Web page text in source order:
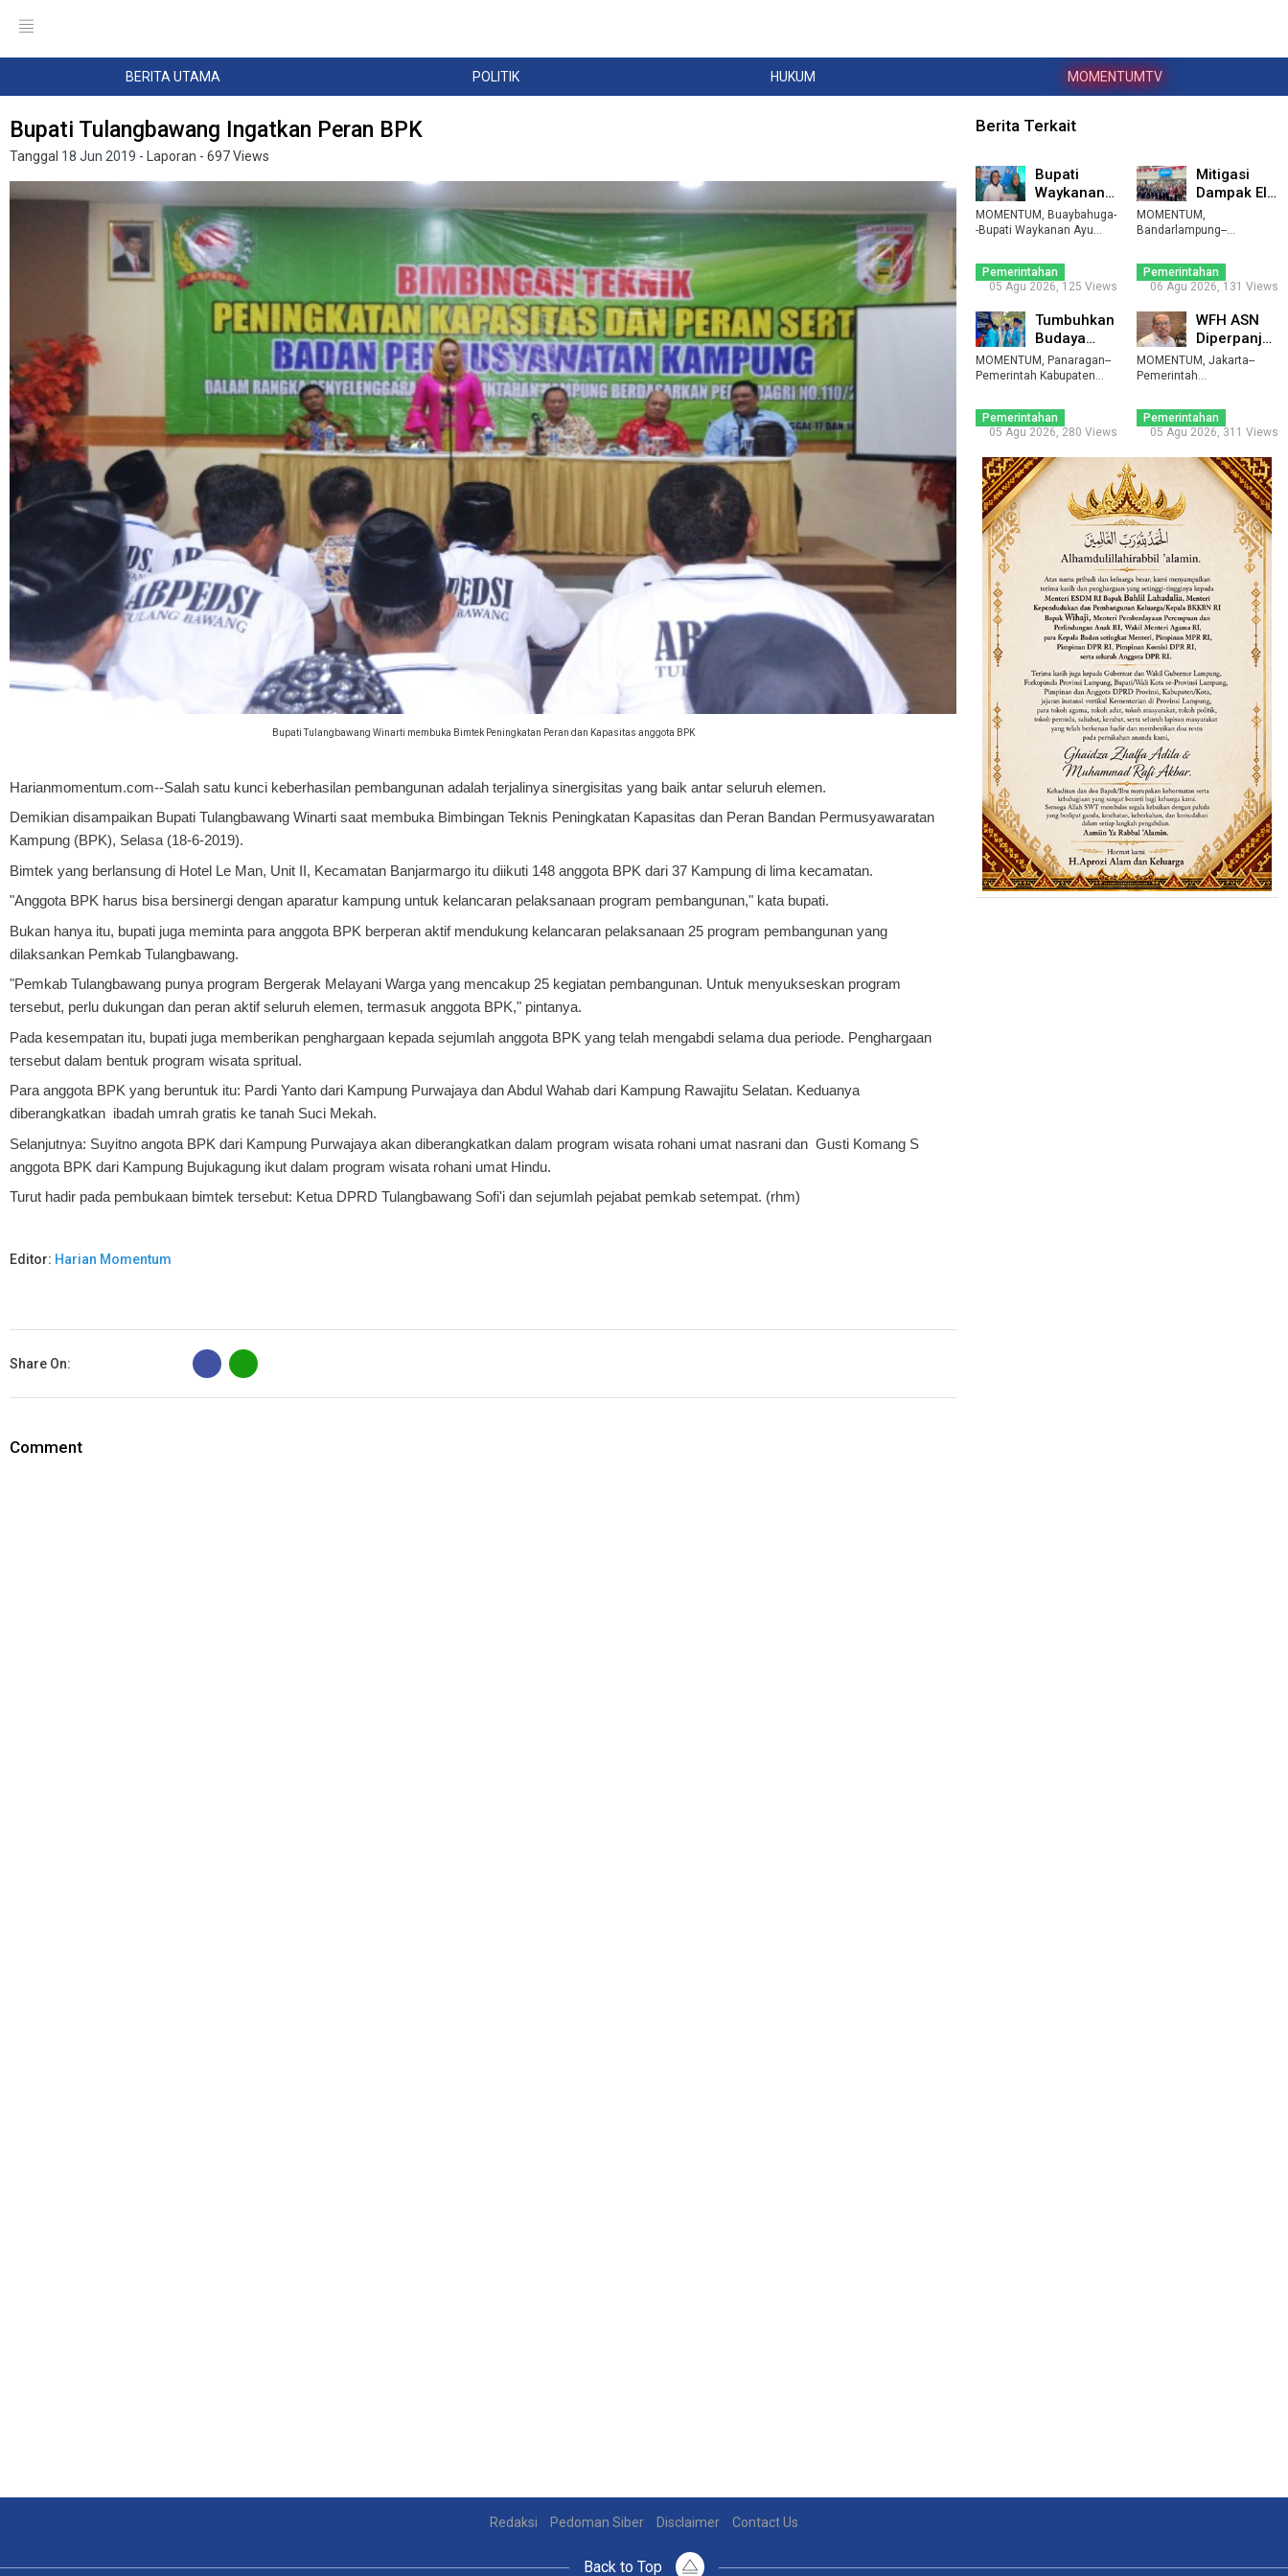
BERITA UTAMA POLITIK HUKUM MOMENTUMTV
Bupati Tulangbawang Ingatkan Peran BPK
Tanggal 18 Jun 2019 - Laporan - 697 Views
Bupati Tulangbawang Winarti membuka Bimtek Peningkatan Peran dan Kapasitas anggota BPK
Harianmomentum.com--Salah satu kunci keberhasilan pembangunan adalah terjalinya sinergisitas yang baik antar seluruh elemen.
Demikian disampaikan Bupati Tulangbawang Winarti saat membuka Bimbingan Teknis Peningkatan Kapasitas dan Peran Bandan Permusyawaratan
Kampung (BPK), Selasa (18-6-2019).
Bimtek yang berlansung di Hotel Le Man, Unit II, Kecamatan Banjarmargo itu diikuti 148 anggota BPK dari 37 Kampung di lima kecamatan.
"Anggota BPK harus bisa bersinergi dengan aparatur kampung untuk kelancaran pelaksanaan program pembangunan," kata bupati.
Bukan hanya itu, bupati juga meminta para anggota BPK berperan aktif mendukung kelancaran pelaksanaan 25 program pembangunan yang
dilaksankan Pemkab Tulangbawang.
"Pemkab Tulangbawang punya program Bergerak Melayani Warga yang mencakup 25 kegiatan pembangunan. Untuk menyukseskan program
tersebut, perlu dukungan dan peran aktif seluruh elemen, termasuk anggota BPK," pintanya.
Pada kesempatan itu, bupati juga memberikan penghargaan kepada sejumlah anggota BPK yang telah mengabdi selama dua periode. Penghargaan
tersebut dalam bentuk program wisata spritual.
Para anggota BPK yang beruntuk itu: Pardi Yanto dari Kampung Purwajaya dan Abdul Wahab dari Kampung Rawajitu Selatan. Keduanya
diberangkatkan ibadah umrah gratis ke tanah Suci Mekah.
Selanjutnya: Suyitno angota BPK dari Kampung Purwajaya akan diberangkatkan dalam program wisata rohani umat nasrani dan Gusti Komang S
anggota BPK dari Kampung Bujukagung ikut dalam program wisata rohani umat Hindu.
Turut hadir pada pembukaan bimtek tersebut: Ketua DPRD Tulangbawang Sofi'i dan sejumlah pejabat pemkab setempat. (rhm)
Editor: Harian Momentum
Share On:
B
Comment
Berita Terkait
Bupati
Waykanan:
PKK Harus
Jadi Motor
MOMENTUM, Buaybahuga-
-Bupati Waykanan Ayu
Pemerintahan
05 Agu 2026, 125 Views
Mitigasi
Dampak El
Nino,
Lampung
Penggun ...
MOMENTUM,
Bandarlampung--
Pemerintahan
06 Agu 2026, 131 Views
Tumbuhkan
Budaya
Baca,
Tubaba
Perpu ...
MOMENTUM, Panaragan--
Pemerintah Kabupaten
Pemerintahan
05 Agu 2026, 280 Views
WFH ASN
Diperpanjang
Hingga
Akhir
2 ...
MOMENTUM, Jakarta--
Pemerintah
Pemerintahan
05 Agu 2026, 311 Views
Redaksi Pedoman Siber Disclaimer Contact Us
Back to Top